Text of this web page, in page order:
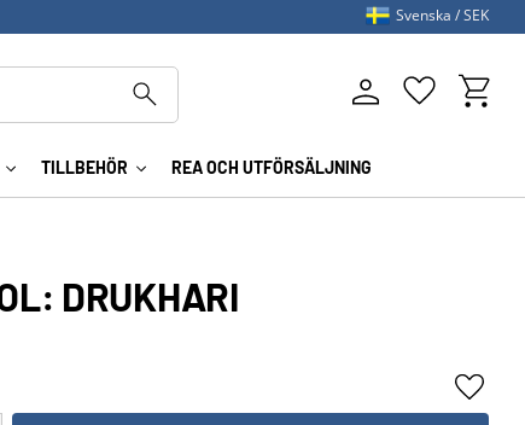
TILLBEHÖR REA OCH UTFÖRSÄLJNING
Favoriter
Svenska SEK
DRUKHARI
Lägg